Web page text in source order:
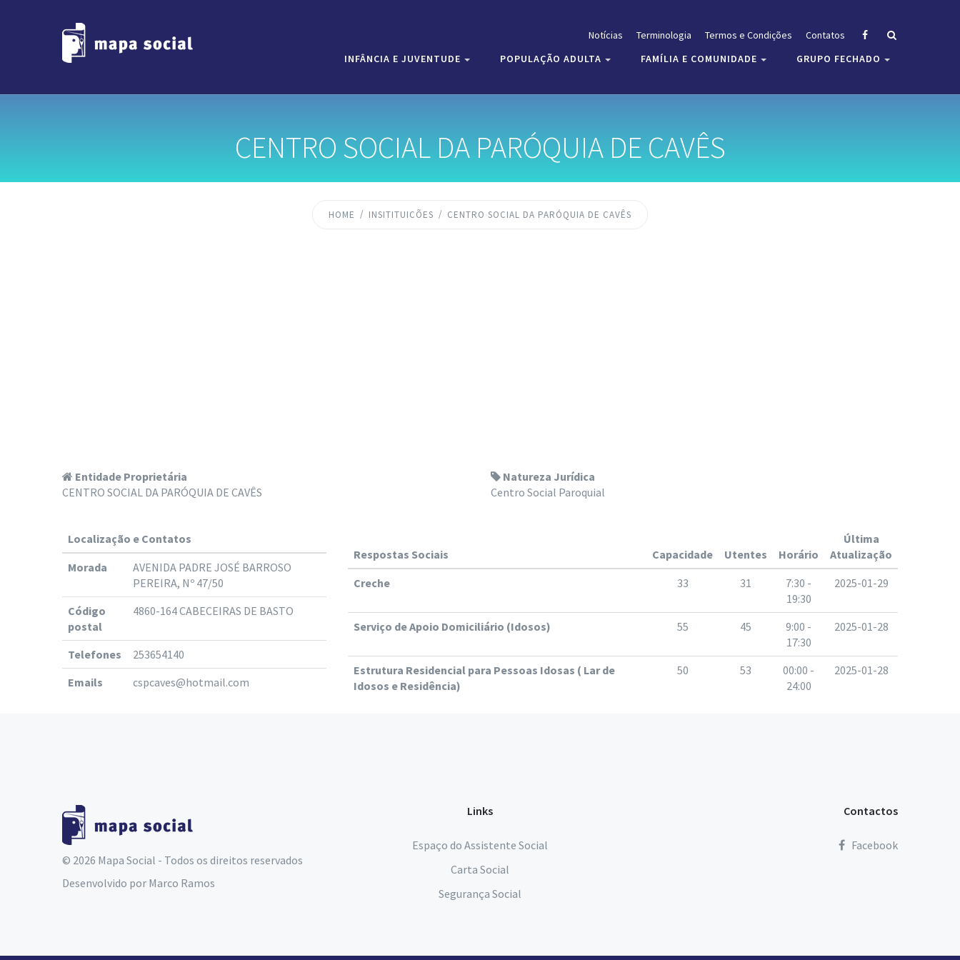
Notícias Terminologia Termos e Condições
Contatos
INFÂNCIA E JUVENTUDE
POPULAÇÃO ADULTA FAMÍLIA E COMUNIDADE GRUPO FECHADO
CENTRO SOCIAL DA PARÓQUIA DE CAVÊS
HOME INSITITUICÕES CENTRO SOCIAL DA PARÓQUIA DE CAVÊS
Entidade Proprietária
CENTRO SOCIAL DA PARÓQUIA DE CAVÊS
Natureza Jurídica
Centro Social Paroquial
Localização e Contatos
Morada
AVENIDA PADRE JOSÉ BARROSO
PEREIRA, Nº 47/50
Código
postal
4860-164 CABECEIRAS DE BASTO
Telefones
253654140
Emails
cspcaves@hotmail.com
Respostas Sociais Capacidade Utentes Horário
Última
Atualização
Creche
33 31
7:30 -
19:30
2025-01-29
Serviço de Apoio Domiciliário (Idosos) 55 45
9:00 -
17:30
2025-01-28
Estrutura Residencial para Pessoas Idosas ( Lar de
Idosos e Residência)
50 53
00:00 -
24:00
2025-01-28
© 2026 Mapa Social - Todos os direitos reservados
Desenvolvido por Marco Ramos
Links
Espaço do Assistente Social
Carta Social
Segurança Social
Contactos
Facebook